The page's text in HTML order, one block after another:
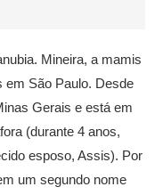
Mineira, a mamis
em São Paulo. Desde
Gerais e está em
(durante 4 anos,
esposo, Assis). Por
um segundo nome